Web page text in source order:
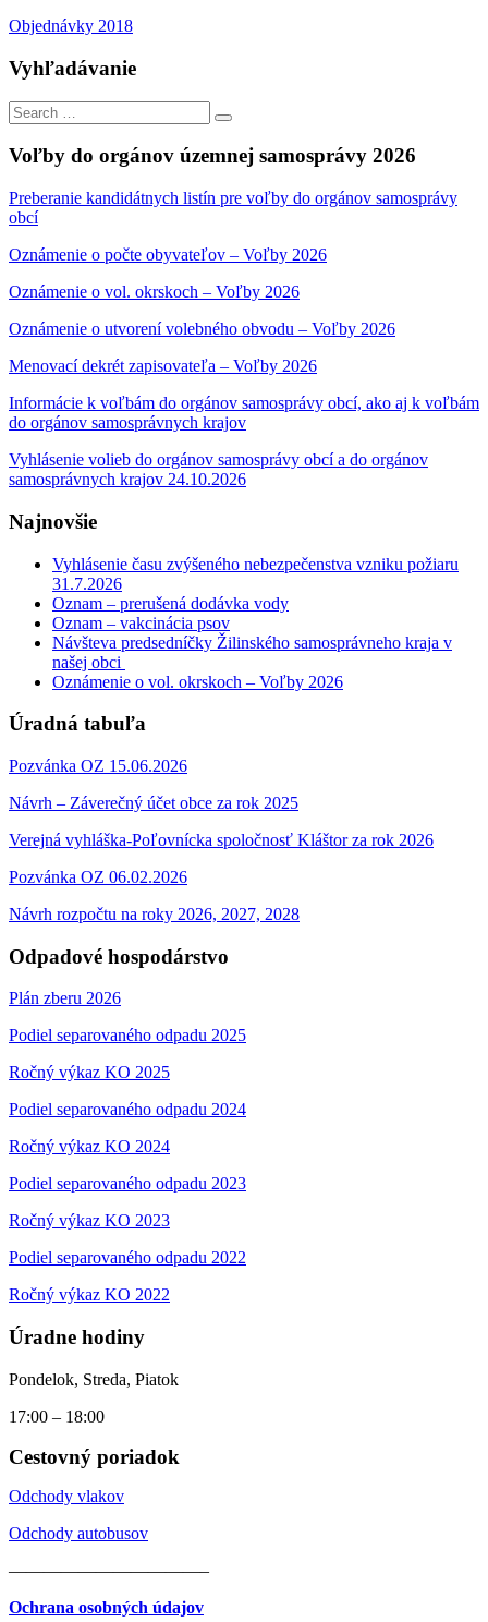
Objednávky 2018
Vyhľadávanie
Search
for:
Search
Voľby do orgánov územnej samosprávy 2026
Preberanie kandidátnych listín pre voľby do orgánov samosprávy
obcí
Oznámenie o počte obyvateľov – Voľby 2026
Oznámenie o vol. okrskoch – Voľby 2026
Oznámenie o utvorení volebného obvodu – Voľby 2026
Menovací dekrét zapisovateľa – Voľby 2026
Informácie k voľbám do orgánov samosprávy obcí, ako aj k voľbám
do orgánov samosprávnych krajov
Vyhlásenie volieb do orgánov samosprávy obcí a do orgánov
samosprávnych krajov 24.10.2026
Najnovšie
Vyhlásenie času zvýšeného nebezpečenstva vzniku požiaru
31.7.2026
Oznam – prerušená dodávka vody
Oznam – vakcinácia psov
Návšteva predsedníčky Žilinského samosprávneho kraja v
našej obci
Oznámenie o vol. okrskoch – Voľby 2026
Úradná tabuľa
Pozvánka OZ 15.06.2026
Návrh – Záverečný účet obce za rok 2025
Verejná vyhláška-Poľovnícka spoločnosť Kláštor za rok 2026
Pozvánka OZ 06.02.2026
Návrh rozpočtu na roky 2026, 2027, 2028
Odpadové hospodárstvo
Plán zberu 2026
Podiel separovaného odpadu 2025
Ročný výkaz KO 2025
Podiel separovaného odpadu 2024
Ročný výkaz KO 2024
Podiel separovaného odpadu 2023
Ročný výkaz KO 2023
Podiel separovaného odpadu 2022
Ročný výkaz KO 2022
Úradne hodiny
Pondelok, Streda, Piatok
17:00 – 18:00
Cestovný poriadok
Odchody vlakov
Odchody autobusov
———————————–
Ochrana osobných údajov